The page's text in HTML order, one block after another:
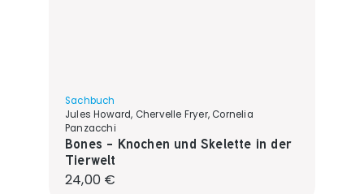
Sachbuch
Jules Howard, Chervelle Fryer, Cornelia
Panzacchi
Bones - Knochen und Skelette in der
Tierwelt
Regulärer Preis:
24,00 €